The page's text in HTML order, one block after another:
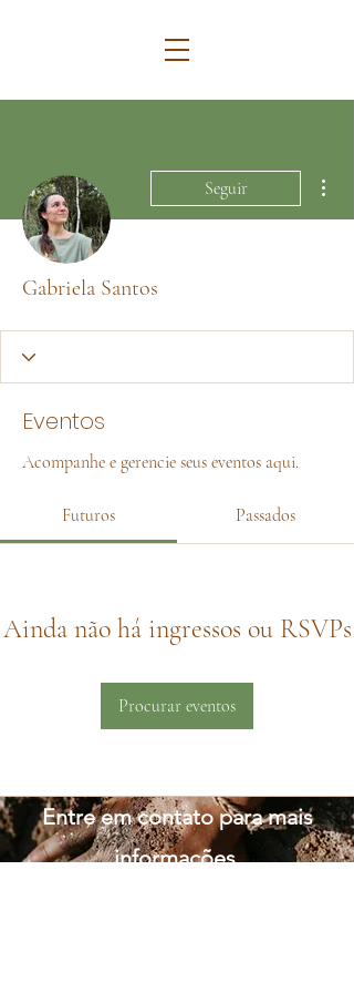
Seguir
Gabriela Santos
Eventos
Acompanhe e gerencie seus eventos aqui.
Futuros Passados
Ainda não há ingressos ou RSVPs
Procurar eventos
Entre em contato para mais
informações